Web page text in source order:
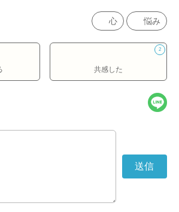
心 悩み
2
共感した